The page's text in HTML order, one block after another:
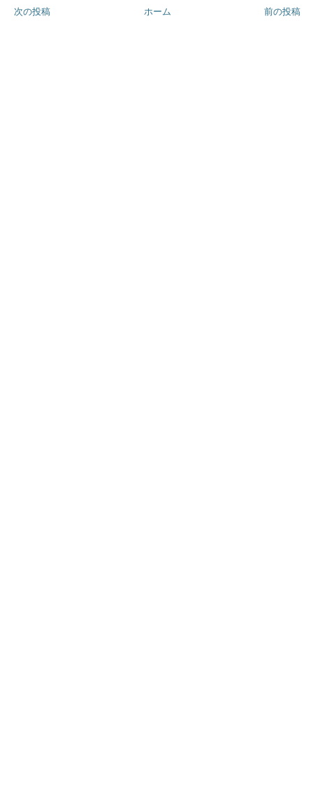
次の投稿 前の投稿
ホーム